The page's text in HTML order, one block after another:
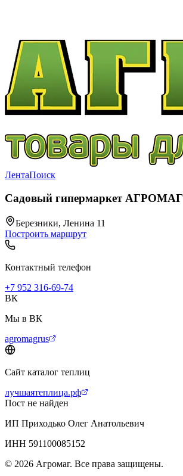
ЛентаПоиск
Садовый гипермаркет АГРОМАГ
Березники, Ленина 11
Построить маршрут
Контактный телефон
+7 952 316-69-74
ВК
Мы в ВК
agromagrus
Сайт каталог теплиц
лучшаятеплица.рф
Пост не найден
ИП Приходько Олег Анатольевич
ИНН 591100085152
© 2026 Агромаг. Все права защищены.